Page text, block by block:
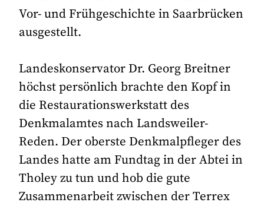
Vor- und Frühgeschichte in Saarbrücken
ausgestellt.
Landeskonservator Dr. Georg Breitner
höchst persönlich brachte den Kopf in
die Restaurationswerkstatt des
Denkmalamtes nach Landsweiler-
Reden. Der oberste Denkmalpfleger des
Landes hatte am Fundtag in der Abtei in
Tholey zu tun und hob die gute
Zusammenarbeit zwischen der Terrex